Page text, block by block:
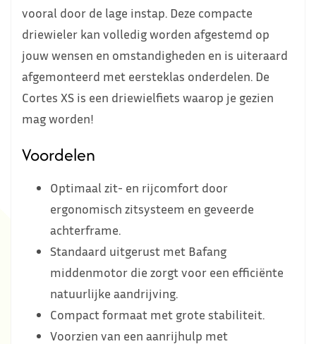
vooral door de lage instap. Deze compacte
driewieler kan volledig worden afgestemd op
jouw wensen en omstandigheden en is uiteraard
afgemonteerd met eersteklas onderdelen. De
Cortes XS is een driewielfiets waarop je gezien
mag worden!
Voordelen
Optimaal zit- en rijcomfort door
ergonomisch zitsysteem en geveerde
achterframe.
Standaard uitgerust met Bafang
middenmotor die zorgt voor een efficiënte
natuurlijke aandrijving.
Compact formaat met grote stabiliteit.
Voorzien van een aanrijhulp met